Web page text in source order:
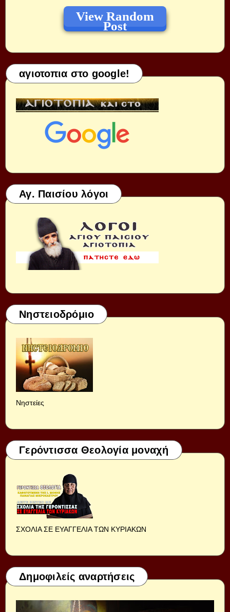
View Random
Post
αγιοτοπια στο google!
Αγ. Παισίου λόγοι
Νηστειοδρόμιο
Νηστείες
Γερόντισσα Θεολογία μοναχή
ΣΧΟΛΙΑ ΣΕ ΕΥΑΓΓΕΛΙΑ ΤΩΝ ΚΥΡΙΑΚΩΝ
Δημοφιλείς αναρτήσεις